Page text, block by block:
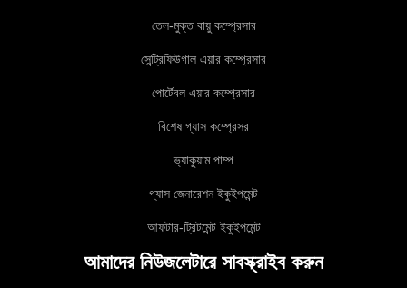
তেল-মুক্ত বায়ু কম্প্রেসার
সেন্ট্রিফিউগাল এয়ার কম্প্রেসার
পোর্টেবল এয়ার কম্প্রেসার
বিশেষ গ্যাস কম্প্রেসর
ভ্যাকুয়াম পাম্প
গ্যাস জেনারেশন ইকুইপমেন্ট
আফটার-ট্রিটমেন্ট ইকুইপমেন্ট
আমাদের নিউজলেটারে সাবস্ক্রাইব করুন